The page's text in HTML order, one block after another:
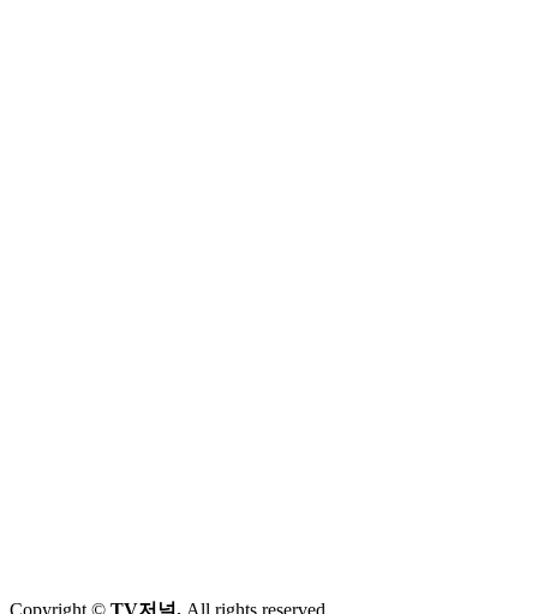
Copyright © TV저널. All rights reserved.